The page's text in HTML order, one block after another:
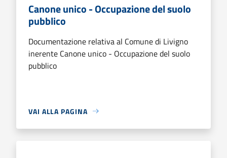
Canone unico - Occupazione del suolo
pubblico
Documentazione relativa al Comune di Livigno
inerente Canone unico - Occupazione del suolo
pubblico
VAI ALLA PAGINA